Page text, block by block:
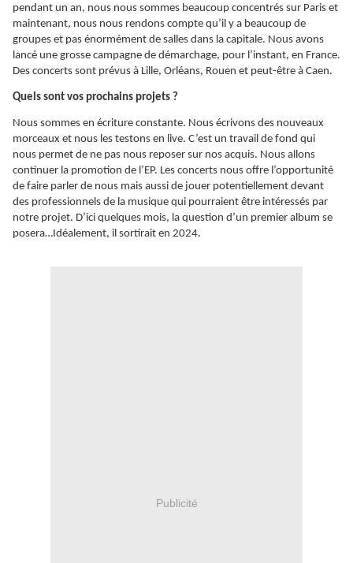
pendant un an, nous nous sommes beaucoup concentrés sur Paris et
maintenant, nous nous rendons compte qu’il y a beaucoup de
groupes et pas énormément de salles dans la capitale. Nous avons
lancé une grosse campagne de démarchage, pour l’instant, en France.
Des concerts sont prévus à Lille, Orléans, Rouen et peut-être à Caen.
Quels sont vos prochains projets ?
Nous sommes en écriture constante. Nous écrivons des nouveaux
morceaux et nous les testons en live. C’est un travail de fond qui
nous permet de ne pas nous reposer sur nos acquis. Nous allons
continuer la promotion de l’EP. Les concerts nous offre l’opportunité
de faire parler de nous mais aussi de jouer potentiellement devant
des professionnels de la musique qui pourraient être intéressés par
notre projet. D’ici quelques mois, la question d’un premier album se
posera…Idéalement, il sortirait en 2024.
Publicité